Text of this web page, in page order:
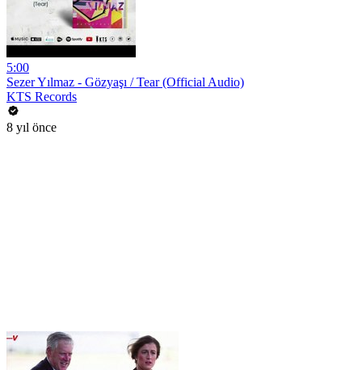
5:00
Sezer Yılmaz - Gözyaşı / Tear (Official Audio)
KTS Records
8 yıl önce